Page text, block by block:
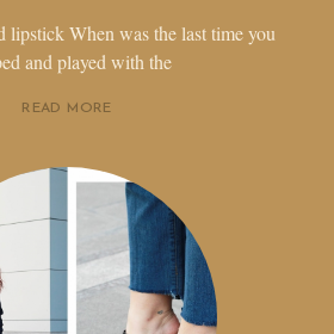
lipstick When was the last time you
and played with the
READ MORE